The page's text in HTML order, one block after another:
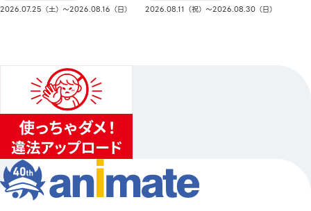
2026.07.25（土）〜2026.08.16（日）
2026.08.11（祝）〜2026.08.30（日）